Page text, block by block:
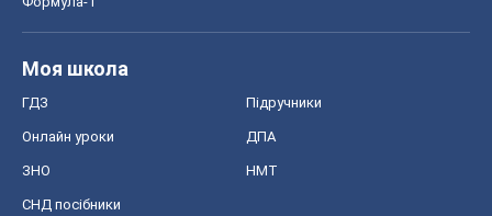
Моя школа
ГДЗ Підручники
Онлайн уроки ДПА
ЗНО НМТ
СНД посібники